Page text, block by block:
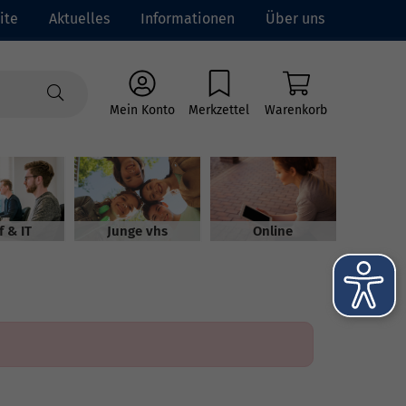
Aktuelles Informationen Über uns
Mein Konto Merkzettel Warenkorb
& IT Junge vhs Online